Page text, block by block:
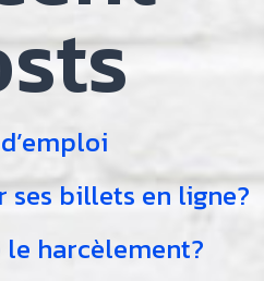
ses billets en ligne?
le harcèlement?